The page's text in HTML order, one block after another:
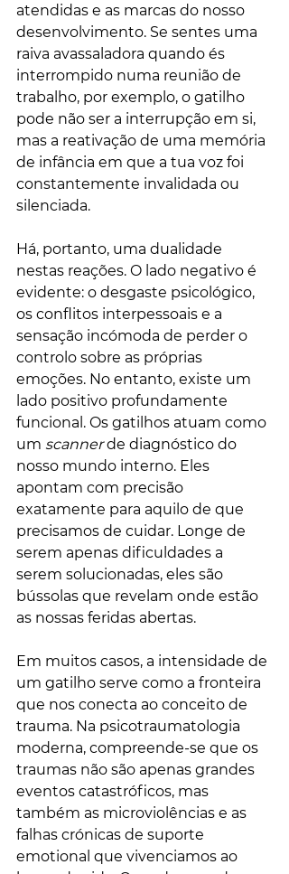
atendidas e as marcas do nosso
desenvolvimento. Se sentes uma
raiva avassaladora quando és
interrompido numa reunião de
trabalho, por exemplo, o gatilho
pode não ser a interrupção em si,
mas a reativação de uma memória
de infância em que a tua voz foi
constantemente invalidada ou
silenciada.
Há, portanto, uma dualidade
nestas reações. O lado negativo é
evidente: o desgaste psicológico,
os conflitos interpessoais e a
sensação incómoda de perder o
controlo sobre as próprias
emoções. No entanto, existe um
lado positivo profundamente
funcional. Os gatilhos atuam como
um scanner de diagnóstico do
nosso mundo interno. Eles
apontam com precisão
exatamente para aquilo de que
precisamos de cuidar. Longe de
serem apenas dificuldades a
serem solucionadas, eles são
bússolas que revelam onde estão
as nossas feridas abertas.
Em muitos casos, a intensidade de
um gatilho serve como a fronteira
que nos conecta ao conceito de
trauma. Na psicotraumatologia
moderna, compreende-se que os
traumas não são apenas grandes
eventos catastróficos, mas
também as microviolências e as
falhas crónicas de suporte
emotional que vivenciamos ao